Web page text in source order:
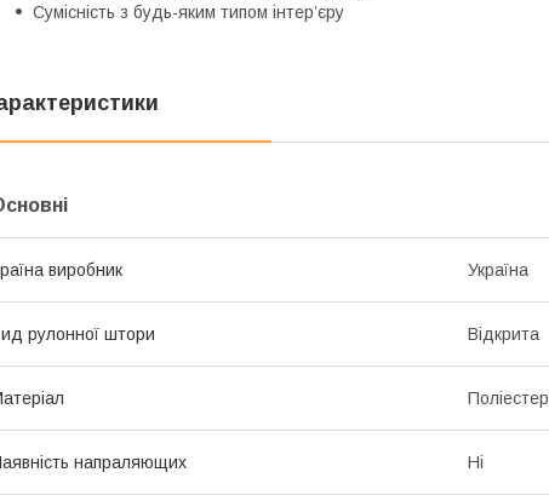
Сумісність з будь-яким типом інтер’єру
виробник Україна
рулонної штори Відкрита
Поліестер
напраляющих Ні